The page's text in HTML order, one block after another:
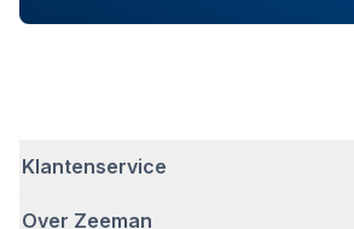
Klantenservice
Over Zeeman